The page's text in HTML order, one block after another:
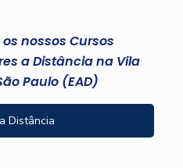
nossos Cursos
a Distância na Vila
Paulo (EAD)
Distância